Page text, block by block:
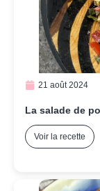
21 août 2024
La salade de
Voir la recette